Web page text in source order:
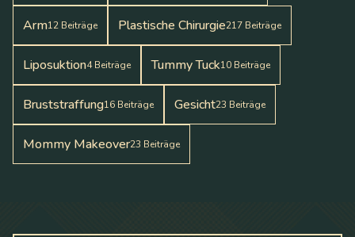
Arm12 Beiträge Plastische Chirurgie217 Beiträge
Liposuktion4 Beiträge Tummy Tuck10 Beiträge
Bruststraffung16 Beiträge Gesicht23 Beiträge
Mommy Makeover23 Beiträge